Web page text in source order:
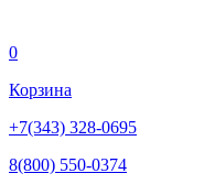
0
Корзина
+7(343) 328-0695
8(800) 550-0374